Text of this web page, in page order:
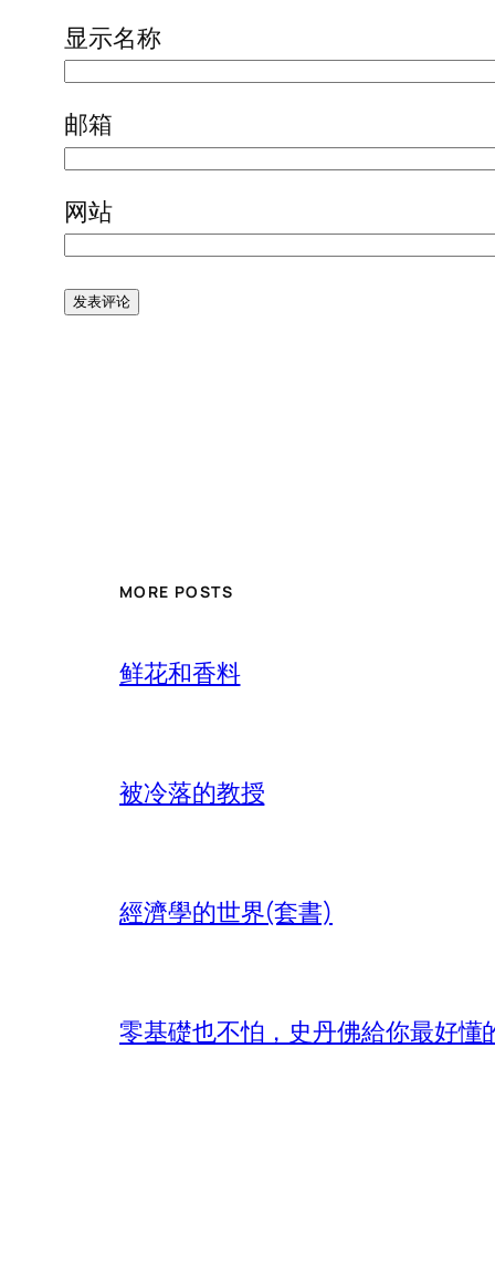
显示名称
邮箱
网站
MORE POSTS
鲜花和香料
被冷落的教授
經濟學的世界(套書)
零基礎也不怕，史丹佛給你最好懂